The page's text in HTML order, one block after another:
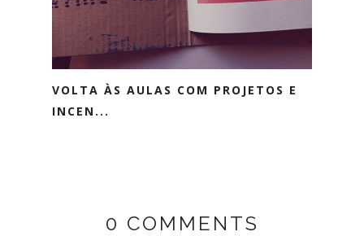
VOLTA ÀS AULAS COM PROJETOS E
INCEN...
0 COMMENTS